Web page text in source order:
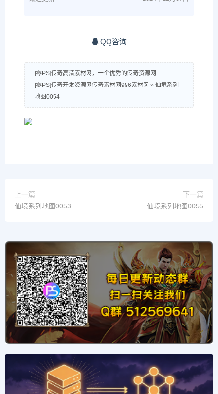
QQ咨询
[零PS]传奇高清素材网，一个优秀的传奇资源网
[零PS]传奇开发资源网传奇素材网996素材网 » 仙境系列
地图0054
上一篇
仙境系列地图0053
下一篇
仙境系列地图0055